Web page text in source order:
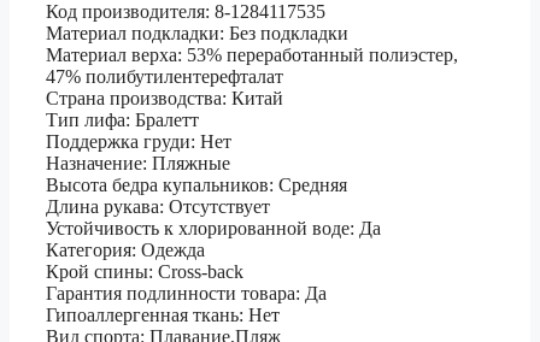
Код производителя: 8-1284117535
Материал подкладки: Без подкладки
Материал верха: 53% переработанный полиэстер,
47% полибутилентерефталат
Страна производства: Китай
Тип лифа​: Бралетт
Поддержка груди: Нет
Назначение: Пляжные
Высота бедра купальников: Средняя
Длина рукава: Отсутствует
Устойчивость к хлорированной воде: Да
Категория: Одежда
Крой спины: Cross-back
Гарантия подлинности товара: Да
Гипоаллергенная ткань: Нет
Вид спорта: Плавание,Пляж